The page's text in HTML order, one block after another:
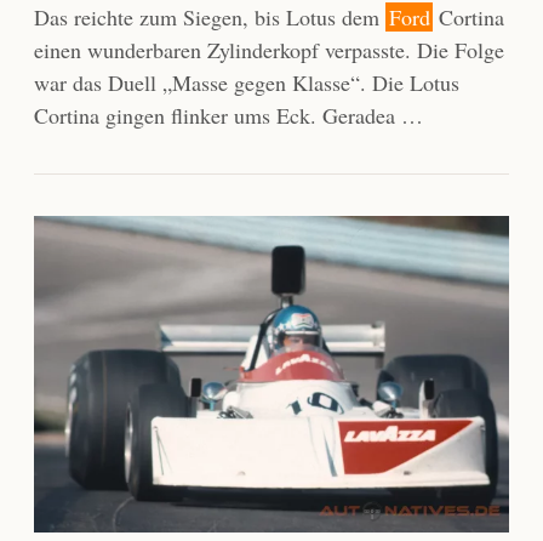
Das reichte zum Siegen, bis Lotus dem Ford Cortina
einen wunderbaren Zylinderkopf verpasste. Die Folge
war das Duell „Masse gegen Klasse“. Die Lotus
Cortina gingen flinker ums Eck. Geradea …